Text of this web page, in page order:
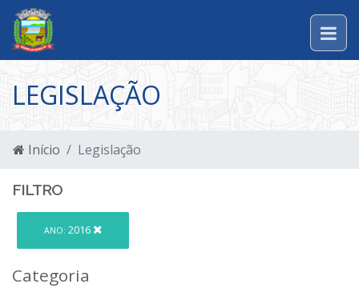
LEGISLAÇÃO
Início Legislação
FILTRO
ANO: 2016
Categoria